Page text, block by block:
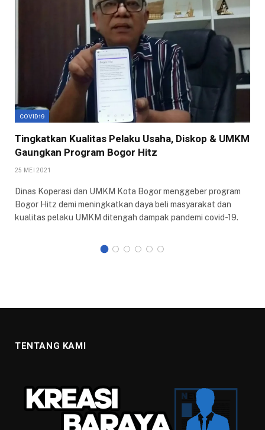
COVID19
Tingkatkan Kualitas Pelaku Usaha, Diskop & UMKM
Gaungkan Program Bogor Hitz
25 MEI 2021
Dinas Koperasi dan UMKM Kota Bogor menggeber program
Bogor Hitz demi meningkatkan daya beli masyarakat dan
kualitas pelaku UMKM ditengah dampak pandemi covid-19.
TENTANG KAMI